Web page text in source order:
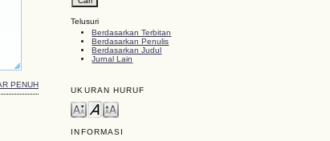
Telusuri
Berdasarkan Terbitan
Berdasarkan Penulis
Berdasarkan Judul
Jurnal Lain
UKURAN HURUF
INFORMASI
PENUH